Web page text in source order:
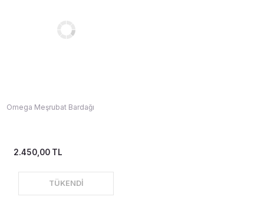
Omega Meşrubat Bardağı
2.450,00 TL
TÜKENDİ